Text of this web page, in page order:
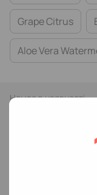
Grape Citrus
Aloe Vera
Немає в наявності